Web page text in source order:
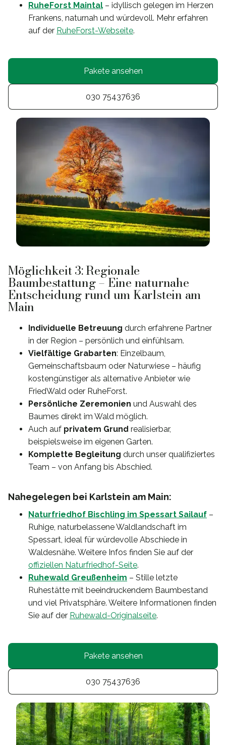
RuheForst Maintal – idyllisch gelegen im Herzen
Frankens, naturnah und würdevoll. Mehr erfahren
auf der RuheForst-Webseite.
Pakete ansehen
030 75437636
Möglichkeit 3: Regionale
Baumbestattung – Eine naturnahe
Entscheidung rund um Karlstein am
Main
Individuelle Betreuung durch erfahrene Partner
in der Region – persönlich und einfühlsam.
Vielfältige Grabarten: Einzelbaum,
Gemeinschaftsbaum oder Naturwiese – häufig
kostengünstiger als alternative Anbieter wie
FriedWald oder RuheForst.
Persönliche Zeremonien und Auswahl des
Baumes direkt im Wald möglich.
Auch auf privatem Grund realisierbar,
beispielsweise im eigenen Garten.
Komplette Begleitung durch unser qualifiziertes
Team – von Anfang bis Abschied.
Nahegelegen bei Karlstein am Main:
Naturfriedhof Bischling im Spessart Sailauf –
Ruhige, naturbelassene Waldlandschaft im
Spessart, ideal für würdevolle Abschiede in
Waldesnähe. Weitere Infos finden Sie auf der
offiziellen Naturfriedhof-Seite.
Ruhewald Greußenheim – Stille letzte
Ruhestätte mit beeindruckendem Baumbestand
und viel Privatsphäre. Weitere Informationen finden
Sie auf der Ruhewald-Originalseite.
Pakete ansehen
030 75437636